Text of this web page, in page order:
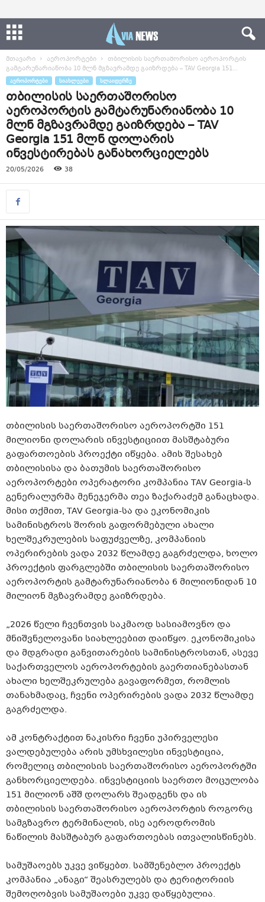
მთავარი აეროპორტები
თბილისის საერთაშორისო აეროპორტის
გამტარუნარიანობა 10 მლნ მგზავრამდე გაიზრდება – TAV Georgia 151...
ᲐᲔᲠᲝᲞᲝᲠᲢᲔᲑᲘ ᲡᲘᲐᲮᲚᲔᲔᲑᲘ ᲡᲚᲐᲘᲓᲔᲠᲖᲔ
თბილისის საერთაშორისო
აეროპორტის გამტარუნარიანობა 10
მლნ მგზავრამდე გაიზრდება – TAV
Georgia 151 მლნ დოლარის
ინვესტირებას განახორციელებს
20/05/2026 38
თბილისის საერთაშორისო აეროპორტში 151
მილიონი დოლარის ინვესტიციით მასშტაბური
გაფართოების პროექტი იწყება. ამის შესახებ
თბილისისა და ბათუმის საერთაშორისო
აეროპორტები ოპერატორი კომპანია TAV Georgia-ს
გენერალურმა მენეჯერმა თეა ზაქარაძემ განაცხადა.
მისი თქმით, TAV Georgia-სა და ეკონომიკის
სამინისტროს შორის გაფორმებული ახალი
ხელშეკრულების საფუძველზე, კომპანიის
ოპერირების ვადა 2032 წლამდე გაგრძელდა, ხოლო
პროექტის ფარგლებში თბილისის საერთაშორისო
აეროპორტის გამტარუნარიანობა 6 მილიონიდან 10
მილიონ მგზავრამდე გაიზრდება.
„2026 წელი ჩვენთვის საკმაოდ სასიამოვნო და
მნიშვნელოვანი სიახლეებით დაიწყო. ეკონომიკისა
და მდგრადი განვითარების სამინისტროსთან, ასევე
საქართველოს აეროპორტების გაერთიანებასთან
ახალი ხელშეკრულება გავაფორმეთ, რომლის
თანახმადაც, ჩვენი ოპერირების ვადა 2032 წლამდე
გაგრძელდა.
ამ კონტრაქტით ნაკისრი ჩვენი უპირველესი
ვალდებულება არის უმსხვილესი ინვესტიცია,
რომელიც თბილისის საერთაშორისო აეროპორტში
განხორციელდება. ინვესტიციის საერთო მოცულობა
151 მილიონ აშშ დოლარს შეადგენს და ის
თბილისის საერთაშორისო აეროპორტის როგორც
სამგზავრო ტერმინალის, ისე აეროდრომის
ნაწილის მასშტაბურ გაფართოებას ითვალისწინებს.
სამუშაოებს უკვე ვიწყებთ. სამშენებლო პროექტს
კომპანია „ანაგი“ შეასრულებს და ტერიტორიის
შემოღობვის სამუშაოები უკვე დაწყებულია.